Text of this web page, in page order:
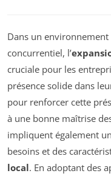
Dans un
concurrentiel, l’
cruciale pour les
présence solide dans
pour renforcer cette
à une bonne maîtrise
impliquent également
besoins et des
local. En adoptant des